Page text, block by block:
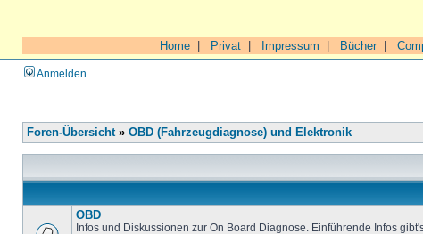
Home Privat Impressum Bücher|
Anmelden
Foren-Übersicht» OBD (Fahrzeugdiagnose) und Elektronik
OBD
Infos und Diskussionen zur On Board Diagnose. Einführende Infos